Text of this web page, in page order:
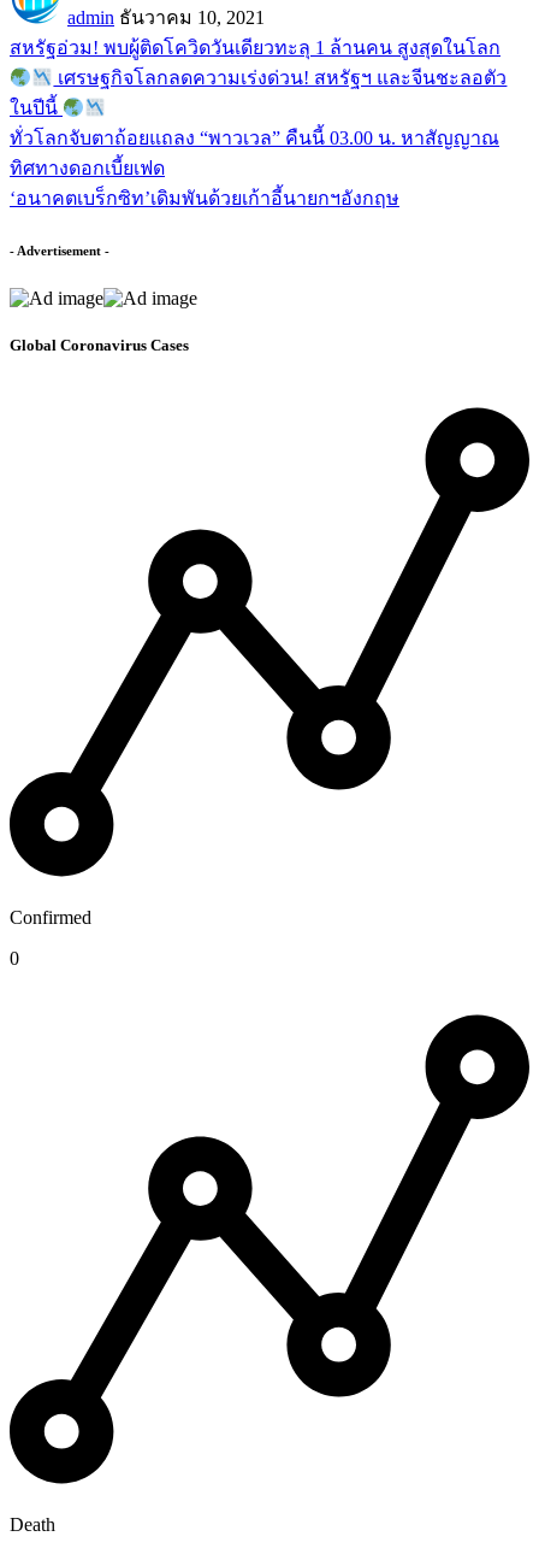
admin ธันวาคม 10, 2021
สหรัฐอ่วม! พบผู้ติดโควิดวันเดียวทะลุ 1 ล้านคน สูงสุดในโลก
เศรษฐกิจโลกลดความเร่งด่วน! สหรัฐฯ และจีนชะลอตัว
ในปีนี้
ทั่วโลกจับตาถ้อยแถลง “พาวเวล” คืนนี้ 03.00 น. หาสัญญาณ
ทิศทางดอกเบี้ยเฟด
‘อนาคตเบร็กซิท’เดิมพันด้วยเก้าอี้นายกฯอังกฤษ
- Advertisement -
Global Coronavirus Cases
Confirmed
0
Death